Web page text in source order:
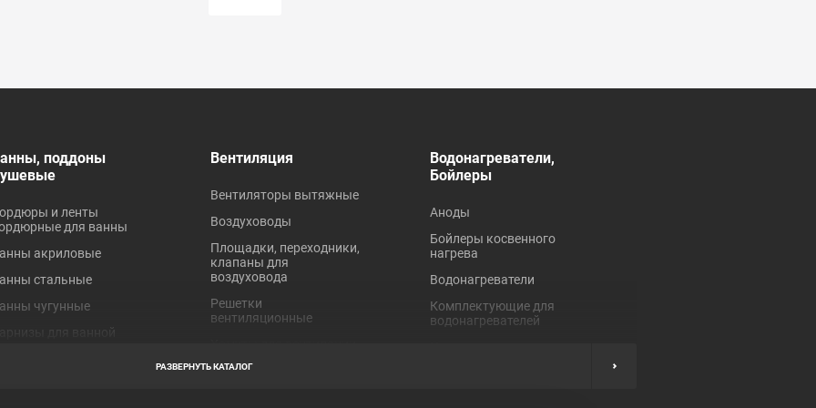
поддоны
и ленты
для ванны
акриловые
стальные
чугунные
Вентиляция
Вентиляторы вытяжные
Воздуховоды
Площадки, переходники,
клапаны для
воздуховода
Решетки
вентиляционные
Водонагреватели,
Бойлеры
Аноды
Бойлеры косвенного
нагрева
Водонагреватели
Комплектующие для
водонагревателей
РАЗВЕРНУТЬ КАТАЛОГ